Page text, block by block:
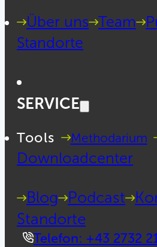
Über uns Team
Standorte
SERVICE
Tools Methodarium
Downloadcenter
Blog Podcast
Standorte
Telefon: +43 2732